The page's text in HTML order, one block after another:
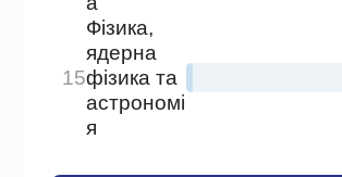
виключено з бази. Сотні науковців, які
роками чекали захисту дисертацій,
залишились і без публікації, і без грошей.
Статті видалені, захисти зірвані, компанія
від відповідальності ухилилась.